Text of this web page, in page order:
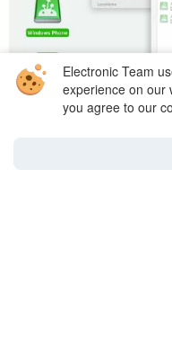
Electronic Team
experience on our
you agree to our